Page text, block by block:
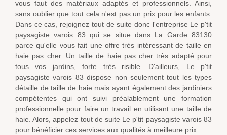
vous faut des matériaux adaptés et professionnels. Ainsi,
sans oublier que tout cela n'est pas un prix pour les enfants.
Dans ce cas, rejoignez tout de suite donc l'entreprise Le p'tit
paysagiste varois 83 qui se situe dans La Garde 83130
parce qu'elle vous fait une offre très intéressant de taille en
haie pas cher. Un taille de haie pas cher très adapté pour
tous vos jardins, forte très risible. D'ailleurs, Le p'tit
paysagiste varois 83 dispose non seulement tout les types
détaille de taille de haie mais ayant également des jardiniers
compétentes qui ont suivi préalablement une formation
professionnelle pour faire un travail en utilisant une taille de
haie. Alors, appelez tout de suite Le p'tit paysagiste varois 83
pour bénéficier ces services aux qualités à meilleure prix.